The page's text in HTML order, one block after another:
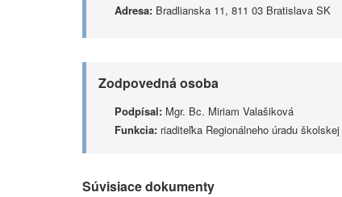
Adresa: Bradlianska 11, 811 03 Bratislava SK
Zodpovedná osoba
Podpísal: Mgr. Bc. Miriam Valašiková
Funkcia: riaditeľka Regionálneho úradu
Súvisiace dokumenty